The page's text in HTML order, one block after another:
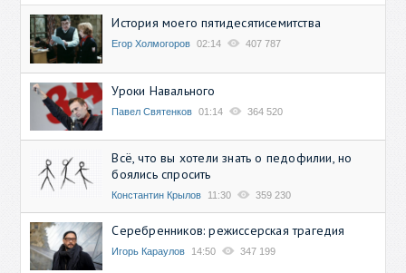
История моего пятидесятисемитства
Егор Холмогоров 02:14 407 787
Уроки Навального
Павел Святенков 01:14 364 520
Всё, что вы хотели знать о педофилии, но
боялись спросить
Константин Крылов 11:30 359 230
Серебренников: режиссерская трагедия
Игорь Караулов 14:50 347 199